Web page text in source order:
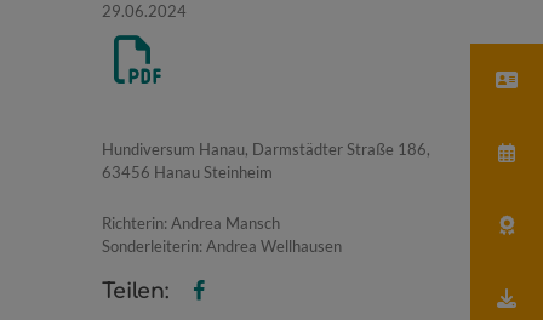
29.06.2024
Hundiversum Hanau, Darmstädter Straße 186,
63456 Hanau Steinheim
Richterin: Andrea Mansch
Sonderleiterin: Andrea Wellhausen
Teilen: